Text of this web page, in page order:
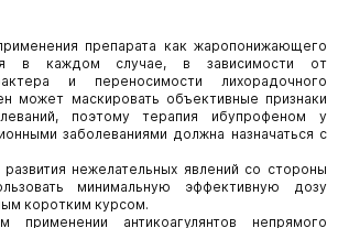
препарата как жаропонижающего
в каждом случае, в зависимости от
и переносимости лихорадочного
может маскировать объективные признаки
поэтому терапия ибупрофеном у
заболеваниями должна назначаться с
нежелательных явлений со стороны
минимальную эффективную дозу
коротким курсом.
применении антикоагулянтов непрямого